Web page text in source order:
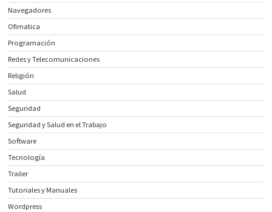
Navegadores
Ofimatica
Programación
Redes y Telecomunicaciones
Religión
Salud
Seguridad
Seguridad y Salud en el Trabajo
Software
Tecnología
Trailer
Tutoriales y Manuales
Wordpress